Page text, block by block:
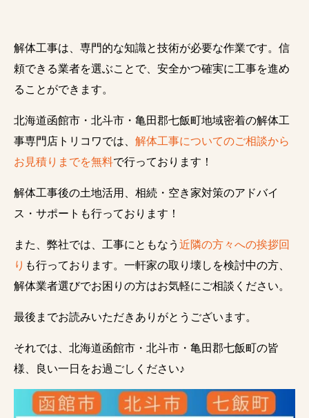
解体工事は、専門的な知識と技術が必要な作業です。信
頼できる業者を選ぶことで、安全かつ確実に工事を進め
ることができます。
北海道函館市・北斗市・亀田郡七飯町地域密着の解体工
事専門店トリコワでは、 解体工事についてのご相談から
お見積りまでを無料で行っております！
解体工事後の土地活用、相続・空き家対策のアドバイ
ス・サポートも行っております！
また、弊社では、工事にともなう 近隣の方々への挨拶回
り も行っております。一軒家の取り壊しを検討中の方、
解体業者選びでお困りの方はお気軽にご相談ください。
最後までお読みいただきありがとうございます。
それでは、北海道函館市・北斗市・亀田郡七飯町の皆
様、良い一日をお過ごしください♪